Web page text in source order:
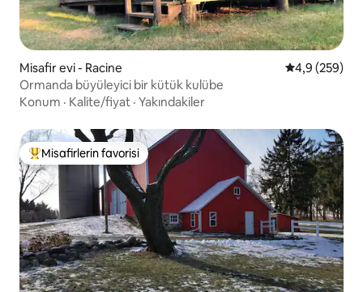
Misafir evi - Racine 5 üzerinden
4,9 (259)
Ormanda büyüleyici bir kütük kulübe
Konum · Kalite/fiyat · Yakındakiler
Misafirlerin favorilerinden en beğenilenler arasında
Misafirlerin favorisi